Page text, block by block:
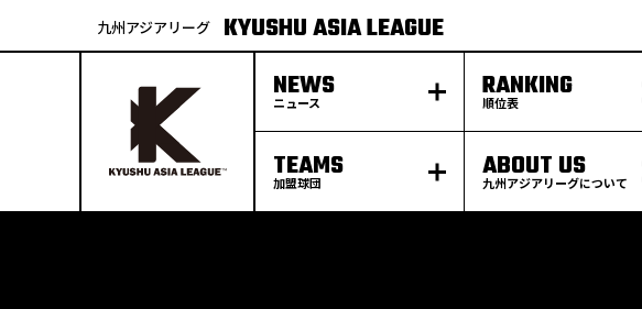
九州アジアリーグ KYUSHU ASIA LEAGUE
NEWS
ニュース
TEAMS
加盟球団
RANKING
順位表
ABOUT US
九州アジアリーグについて